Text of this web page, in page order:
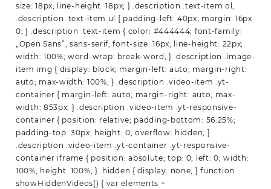
size: 18px; line-height: 18px; } .description .text-item ol,
.description .text-item ul { padding-left: 40px; margin: 16px
0; } .description .text-item { color: #444444; font-family:
„Open Sans”, sans-serif; font-size: 16px; line-height: 22px;
width: 100%; word-wrap: break-word; } .description .image-
item img { display: block; margin-left: auto; margin-right:
auto; max-width: 100%; } .description .video-item .yt-
container { margin-left: auto; margin-right: auto; max-
width: 853px; } .description .video-item .yt-responsive-
container { position: relative; padding-bottom: 56.25%;
padding-top: 30px; height: 0; overflow: hidden; }
.description .video-item .yt-container .yt-responsive-
container iframe { position: absolute; top: 0; left: 0; width:
100%; height: 100%; } .hidden { display: none; } function
showHiddenVideos() { var elements =